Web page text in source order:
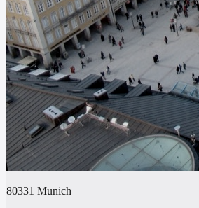
80331 Munich